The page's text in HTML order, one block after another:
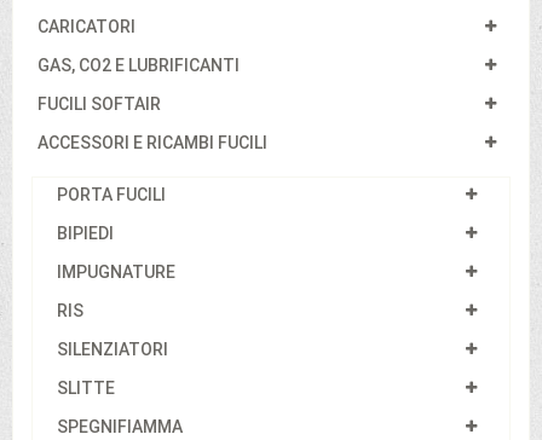
CARICATORI
GAS, CO2 E LUBRIFICANTI
FUCILI SOFTAIR
ACCESSORI E RICAMBI FUCILI
PORTA FUCILI
BIPIEDI
IMPUGNATURE
RIS
SILENZIATORI
SLITTE
SPEGNIFIAMMA